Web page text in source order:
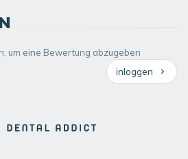
um eine Bewertung abzugeben
inloggen